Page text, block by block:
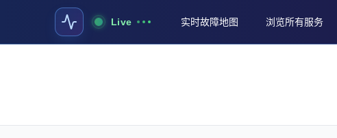
Live 实时故障地图 浏览所有服务